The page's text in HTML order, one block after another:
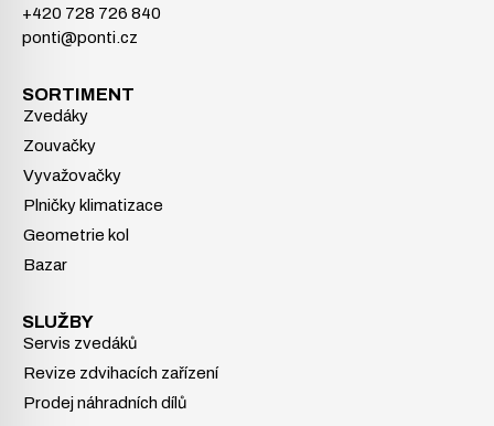
+420 728 726 840
ponti@ponti.cz
SORTIMENT
Zvedáky
Zouvačky
Vyvažovačky
Plničky klimatizace
Geometrie kol
Bazar
SLUŽBY
Servis zvedáků
Revize zdvihacích zařízení
Prodej náhradních dílů